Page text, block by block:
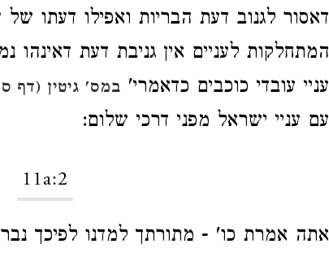
דאסור לגנוב דעת הבריות ואפילו דעתו
המתחלקות לעניים אין גניבת דעת דאינהו
עניי עובדי כוכבים כדאמרי' במס' גיטין (דף
עם עניי ישראל מפני דרכי שלום:
11a:2
אתה אמרת כו' - מתורתך למדנו לפיכך